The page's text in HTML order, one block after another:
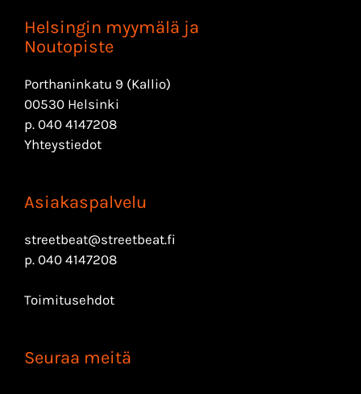
Helsingin myymälä ja
Noutopiste
Porthaninkatu 9 (Kallio)
00530 Helsinki
p. 040 4147208
Yhteystiedot
Asiakaspalvelu
streetbeat@streetbeat.fi
p. 040 4147208
Toimitusehdot
Seuraa meitä